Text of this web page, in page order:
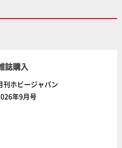
お届け！【超合金の魂】
誌購入
刊ホビージャパン
年9月号